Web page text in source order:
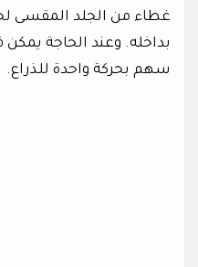
غطاء من الجلد المقسى
بداخله. وعند الحاجة
سهم بحركة واحدة للذراع.